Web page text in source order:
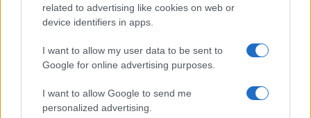
related to advertising like cookies on web or
device identifiers in apps.
I want to allow my user data to be sent to
Google for online advertising purposes.
I want to allow Google to send me
personalized advertising.